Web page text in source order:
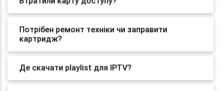
Потрібен ремонт техніки чи заправити
картридж?
Де скачати playlist для IPTV?